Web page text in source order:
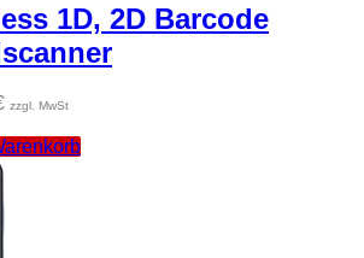
1D, 2D Barcode
zzgl. MwSt